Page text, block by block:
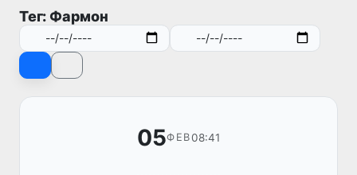
Дар Сенат бо намояндаи Департаменти давлатии ИМА мулоқот баргузор шуд
Тег: Фармон
05ФЕВ08:41